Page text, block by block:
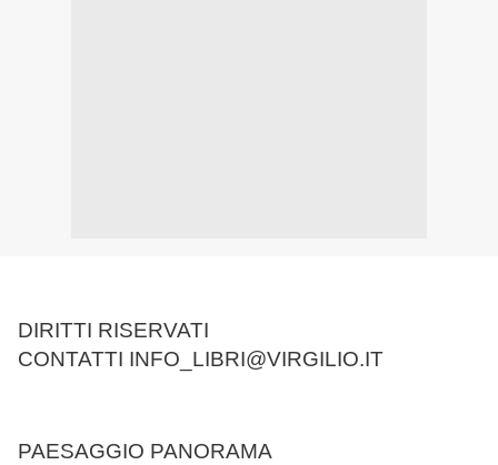
DIRITTI RISERVATI
CONTATTI INFO_LIBRI@VIRGILIO.IT
PAESAGGIO PANORAMA